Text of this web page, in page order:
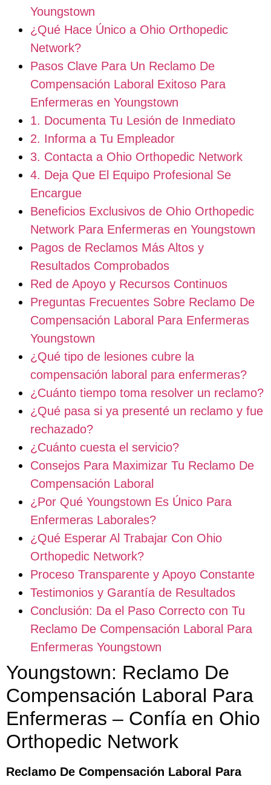
Youngstown
¿Qué Hace Único a Ohio Orthopedic
Network?
Pasos Clave Para Un Reclamo De
Compensación Laboral Exitoso Para
Enfermeras en Youngstown
1. Documenta Tu Lesión de Inmediato
2. Informa a Tu Empleador
3. Contacta a Ohio Orthopedic Network
4. Deja Que El Equipo Profesional Se
Encargue
Beneficios Exclusivos de Ohio Orthopedic
Network Para Enfermeras en Youngstown
Pagos de Reclamos Más Altos y
Resultados Comprobados
Red de Apoyo y Recursos Continuos
Preguntas Frecuentes Sobre Reclamo De
Compensación Laboral Para Enfermeras
Youngstown
¿Qué tipo de lesiones cubre la
compensación laboral para enfermeras?
¿Cuánto tiempo toma resolver un reclamo?
¿Qué pasa si ya presenté un reclamo y fue
rechazado?
¿Cuánto cuesta el servicio?
Consejos Para Maximizar Tu Reclamo De
Compensación Laboral
¿Por Qué Youngstown Es Único Para
Enfermeras Laborales?
¿Qué Esperar Al Trabajar Con Ohio
Orthopedic Network?
Proceso Transparente y Apoyo Constante
Testimonios y Garantía de Resultados
Conclusión: Da el Paso Correcto con Tu
Reclamo De Compensación Laboral Para
Enfermeras Youngstown
Youngstown: Reclamo De
Compensación Laboral Para
Enfermeras – Confía en Ohio
Orthopedic Network
Reclamo De Compensación Laboral Para